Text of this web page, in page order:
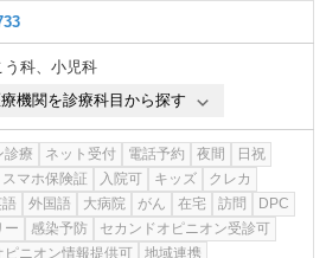
う科、 小児科
機関を診療科目から探す
診療 ネット受付 電話予約 夜間
日祝
スマホ保険証 入院可 キッズ
クレカ
外国語 大病院 がん 在宅 訪問
DPC
ー
感染予防
セカンドオピニオン受診可
ピニオン情報提供可
地域連携